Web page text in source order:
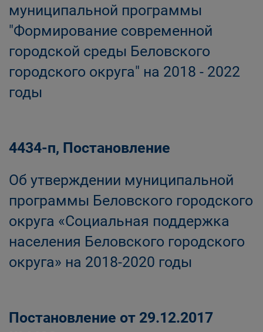
муниципальной программы
"Формирование современной
городской среды Беловского
городского округа" на 2018 - 2022
годы
4434-п, Постановление
Об утверждении муниципальной
программы Беловского городского
округа «Социальная поддержка
населения Беловского городского
округа» на 2018-2020 годы
Постановление от 29.12.2017